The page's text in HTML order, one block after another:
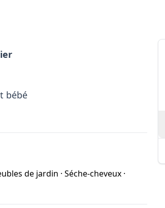
bébé
de jardin · Séche-cheveux ·